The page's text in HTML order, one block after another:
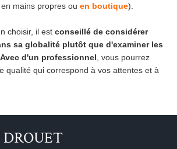
mains propres ou en boutique).
choisir, il est conseillé de considérer
sa globalité plutôt que d'examiner les
d'un professionnel , vous pourrez
qualité qui correspond à vos attentes et à
DROUET